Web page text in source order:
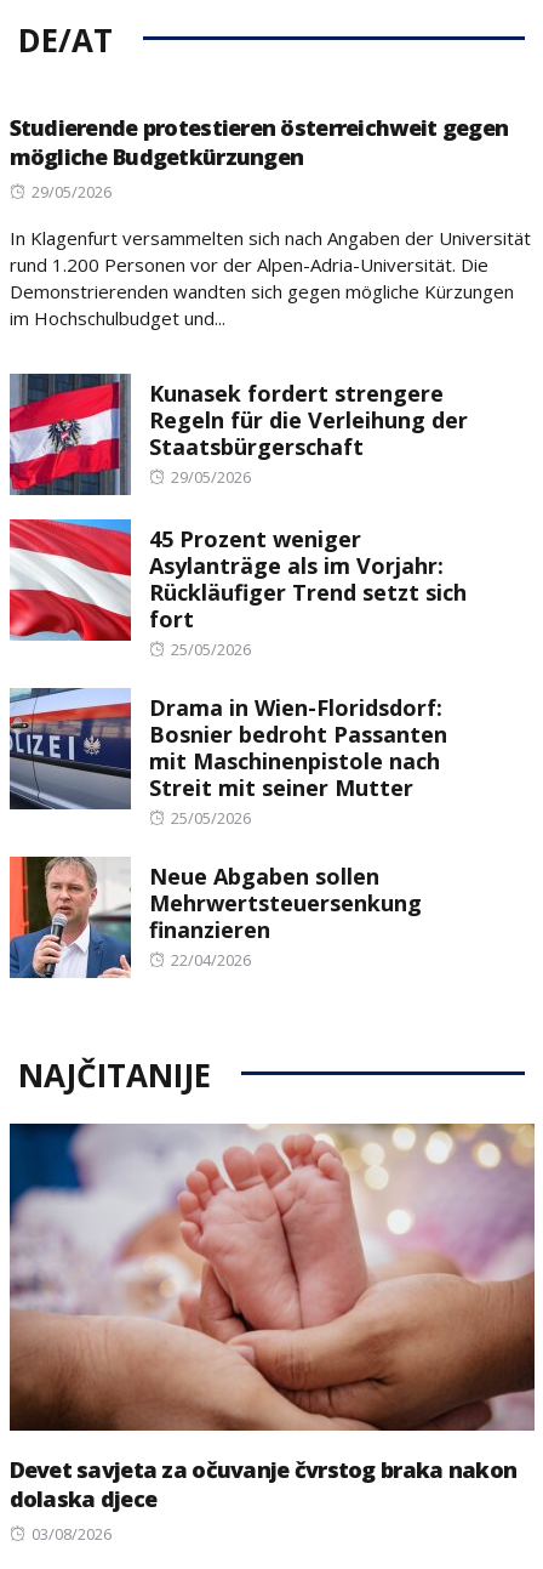
DE/AT
Studierende protestieren österreichweit gegen
mögliche Budgetkürzungen
Posted
29/05/2026
In Klagenfurt versammelten sich nach Angaben der Universität
rund 1.200 Personen vor der Alpen-Adria-Universität. Die
Demonstrierenden wandten sich gegen mögliche Kürzungen
im Hochschulbudget und...
Kunasek fordert strengere
Regeln für die Verleihung der
Staatsbürgerschaft
Posted
29/05/2026
45 Prozent weniger
Asylanträge als im Vorjahr:
Rückläufiger Trend setzt sich
fort
Posted
25/05/2026
Drama in Wien-Floridsdorf:
Bosnier bedroht Passanten
mit Maschinenpistole nach
Streit mit seiner Mutter
Posted
25/05/2026
Neue Abgaben sollen
Mehrwertsteuersenkung
finanzieren
Posted
22/04/2026
NAJČITANIJE
Devet savjeta za očuvanje čvrstog braka nakon
dolaska djece
Posted
03/08/2026